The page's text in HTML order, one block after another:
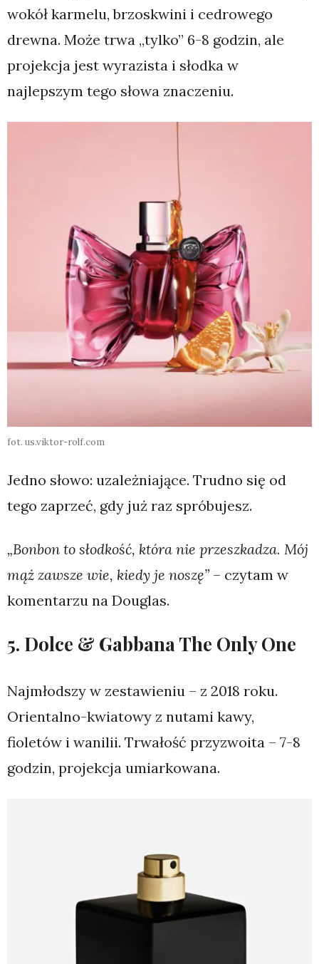
wokół karmelu, brzoskwini i cedrowego
drewna. Może trwa „tylko” 6-8 godzin, ale
projekcja jest wyrazista i słodka w
najlepszym tego słowa znaczeniu.
fot. us.viktor-rolf.com
Jedno słowo: uzależniające. Trudno się od
tego zaprzeć, gdy już raz spróbujesz.
„Bonbon to słodkość, która nie przeszkadza. Mój
mąż zawsze wie, kiedy je noszę” – czytam w
komentarzu na Douglas.
5. Dolce & Gabbana The Only One
Najmłodszy w zestawieniu – z 2018 roku.
Orientalno-kwiatowy z nutami kawy,
fioletów i wanilii. Trwałość przyzwoita – 7-8
godzin, projekcja umiarkowana.